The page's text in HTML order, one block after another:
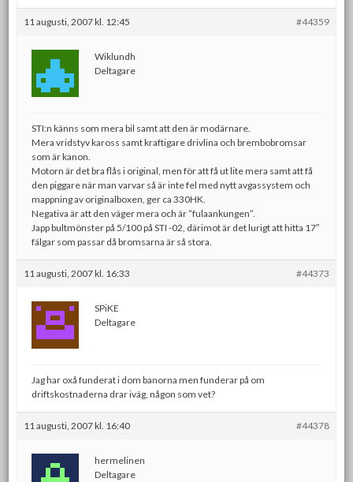
11 augusti, 2007 kl. 12:45 #44359
Wiklundh
Deltagare
STI:n känns som mera bil samt att den är modärnare.
Mera vridstyv kaross samt kraftigare drivlina och brembobromsar
som är kanon.
Motorn är det bra flås i original, men för att få ut lite mera samt att få
den piggare när man varvar så är inte fel med nytt avgassystem och
mappning av originalboxen, ger ca 330HK.
Negativa är att den väger mera och är ”fulaankungen”.
Japp bultmönster på 5/100 på STI -02, därimot är det lurigt att hitta 17″
fälgar som passar då bromsarna är så stora.
11 augusti, 2007 kl. 16:33 #44373
SPiKE
Deltagare
Jag har oxå funderat i dom banorna men funderar på om
driftskostnaderna drar iväg, någon som vet?
11 augusti, 2007 kl. 16:40 #44378
hermelinen
Deltagare